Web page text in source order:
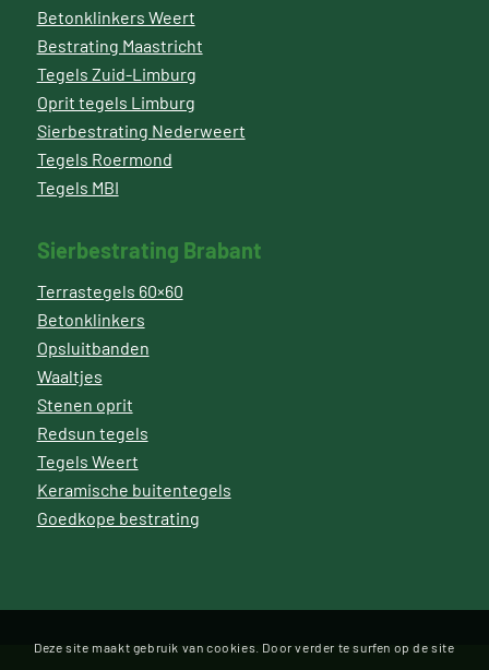
Betonklinkers Weert
Bestrating Maastricht
Tegels Zuid-Limburg
Oprit tegels Limburg
Sierbestrating Nederweert
Tegels Roermond
Tegels MBI
Sierbestrating Brabant
Terrastegels 60×60
Betonklinkers
Opsluitbanden
Waaltjes
Stenen oprit
Redsun tegels
Tegels Weert
Keramische buitentegels
Goedkope bestrating
Deze site maakt gebruik van cookies. Door verder te surfen op de site